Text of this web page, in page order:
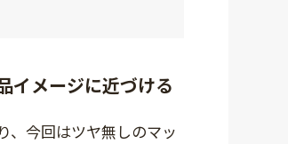
イメージに近づける
、今回はツヤ無しのマッ